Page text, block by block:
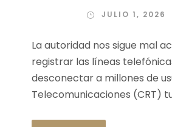
JULIO 1, 2026
La autoridad nos sigue mal
registrar las líneas
desconectar a millones de
Telecomunicaciones (CRT)